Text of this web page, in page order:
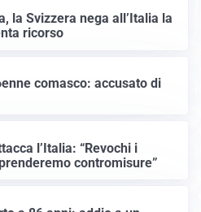
la Svizzera nega all’Italia la
ricorso
comasco: accusato di
l’Italia: “Revochi i
contromisure”